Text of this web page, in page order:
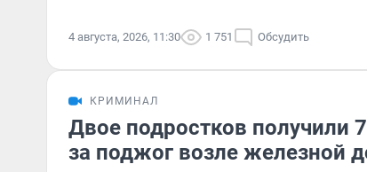
4 августа, 2026, 11:30 1 751 Обсудить
КРИМИНАЛ
Двое подростков получили
за поджог возле железной